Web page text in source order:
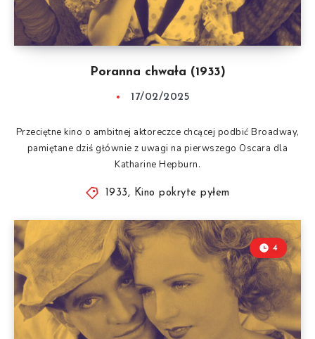
Poranna chwała (1933)
17/02/2025
Przeciętne kino o ambitnej aktoreczce chcącej podbić Broadway,
pamiętane dziś głównie z uwagi na pierwszego Oscara dla
Katharine Hepburn.
1933, Kino pokryte pyłem
4